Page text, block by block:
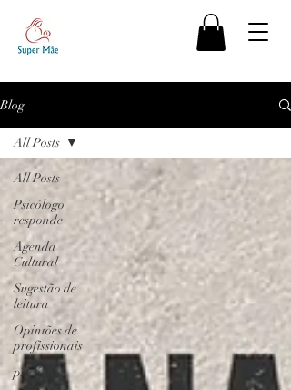
Blog
All Posts
Psicólogo
responde
Agenda
Cultural
Sugestão de
leitura
Opiniões de
profissionais
psicóloga
All Posts